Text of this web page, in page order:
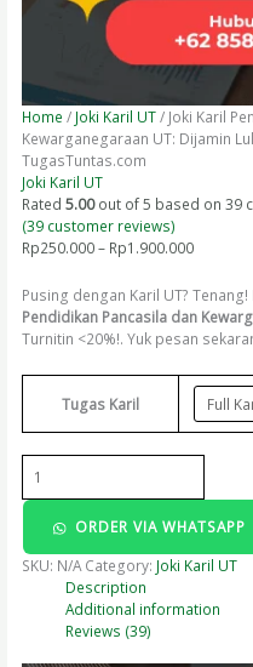
Home / Joki Karil UT/ Joki Karil
Kewarganegaraan UT: Dijamin
TugasTuntas.com
Joki Karil UT
Rated5.00out of 5 based on39
(39 customer reviews)
Rp250.000 – Rp1.900.000
Pusing dengan Karil UT?
Pendidikan Pancasila dan
Turnitin <20%!. Yuk pesan
Tugas Karil
ORDER VIA WHATSAPP
SKU: N/A Category: Joki Karil UT
Description
Additional information
Reviews (39)